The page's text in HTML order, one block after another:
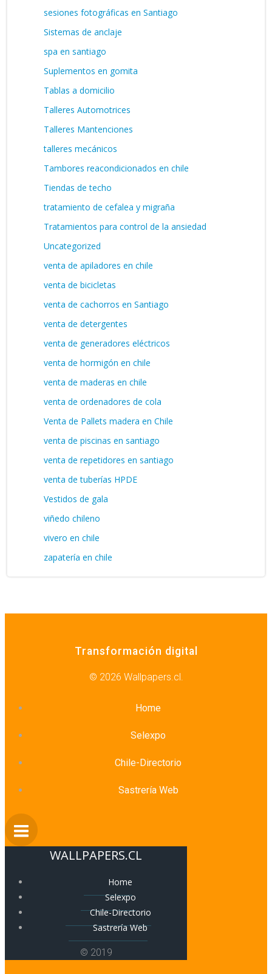
sesiones fotográficas en Santiago
Sistemas de anclaje
spa en santiago
Suplementos en gomita
Tablas a domicilio
Talleres Automotrices
Talleres Mantenciones
talleres mecánicos
Tambores reacondicionados en chile
Tiendas de techo
tratamiento de cefalea y migraña
Tratamientos para control de la ansiedad
Uncategorized
venta de apiladores en chile
venta de bicicletas
venta de cachorros en Santiago
venta de detergentes
venta de generadores eléctricos
venta de hormigón en chile
venta de maderas en chile
venta de ordenadores de cola
Venta de Pallets madera en Chile
venta de piscinas en santiago
venta de repetidores en santiago
venta de tuberías HPDE
Vestidos de gala
viñedo chileno
vivero en chile
zapatería en chile
Transformación digital
© 2026 Wallpapers.cl.
Home
Selexpo
Chile-Directorio
Sastrería Web
WALLPAPERS.CL
Home
Selexpo
Chile-Directorio
Sastrería Web
© 2019